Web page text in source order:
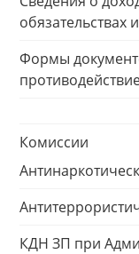
обязательствах
Формы
Комиссии
КДН ЗП при